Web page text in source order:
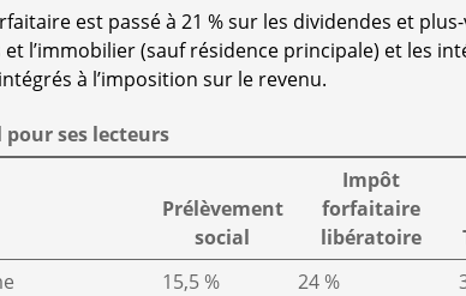
est passé à 21 % sur les dividendes et
l’immobilier (sauf résidence principale) et les
à l’imposition sur le revenu.
ses lecteurs
Prélèvement
social
Impôt
forfaitaire
libératoire
15,5 % 24 %